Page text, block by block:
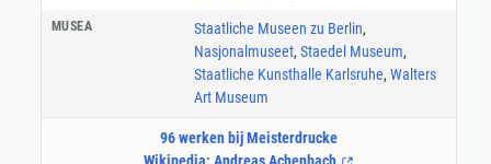
MUSEA Staatliche Museen zu Berlin,
Nasjonalmuseet, Staedel Museum,
Staatliche Kunsthalle Karlsruhe, Walters
Art Museum
96 werken bij Meisterdrucke